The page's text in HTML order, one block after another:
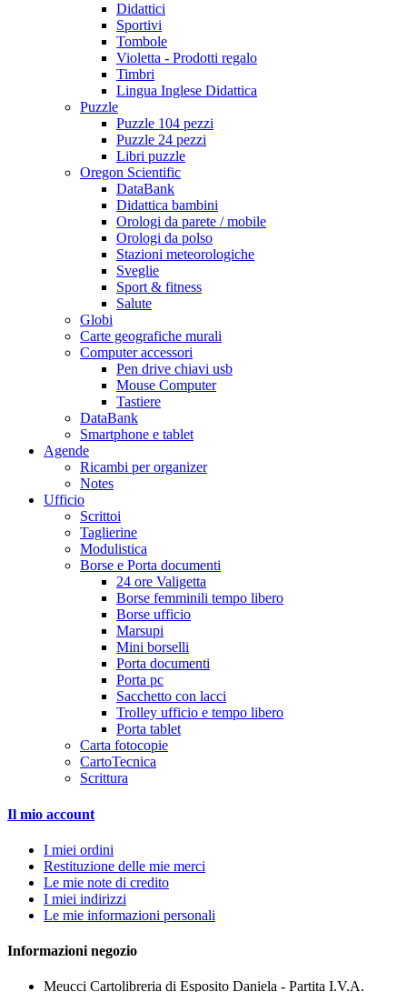
Didattici
Sportivi
Tombole
Violetta - Prodotti regalo
Timbri
Lingua Inglese Didattica
Puzzle
Puzzle 104 pezzi
Puzzle 24 pezzi
Libri puzzle
Oregon Scientific
DataBank
Didattica bambini
Orologi da parete / mobile
Orologi da polso
Stazioni meteorologiche
Sveglie
Sport & fitness
Salute
Globi
Carte geografiche murali
Computer accessori
Pen drive chiavi usb
Mouse Computer
Tastiere
DataBank
Smartphone e tablet
Agende
Ricambi per organizer
Notes
Ufficio
Scrittoi
Taglierine
Modulistica
Borse e Porta documenti
24 ore Valigetta
Borse femminili tempo libero
Borse ufficio
Marsupi
Mini borselli
Porta documenti
Porta pc
Sacchetto con lacci
Trolley ufficio e tempo libero
Porta tablet
Carta fotocopie
CartoTecnica
Scrittura
Il mio account
I miei ordini
Restituzione delle mie merci
Le mie note di credito
I miei indirizzi
Le mie informazioni personali
Informazioni negozio
Meucci Cartolibreria di Esposito Daniela - Partita I.V.A.